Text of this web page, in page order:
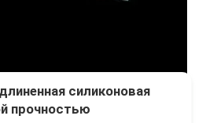
силиконовая
прочностью